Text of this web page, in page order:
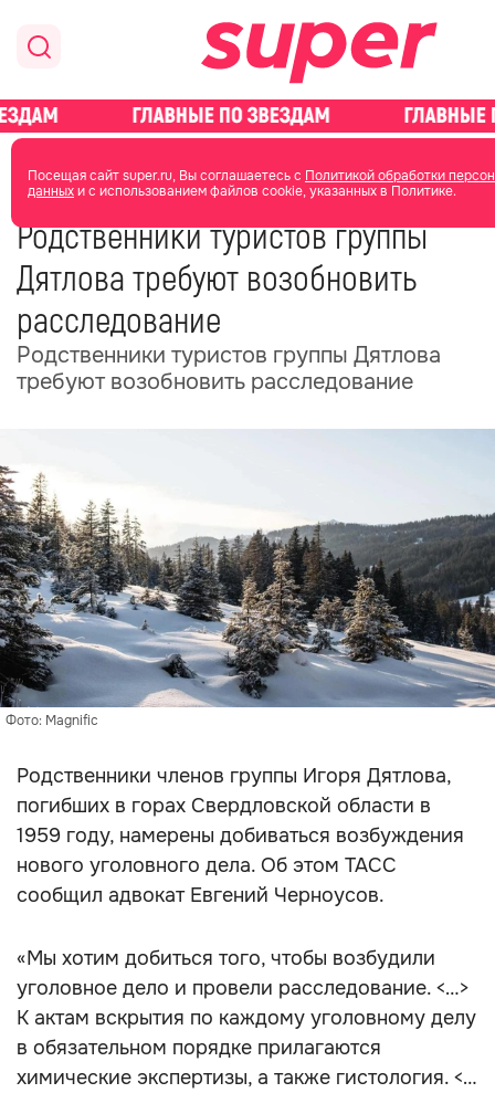
Посещая сайт super.ru, Вы соглашаетесь с Политикой обработки
данныхи с использованием файлов cookie, указанных в Политике.
главная общество
Родственники туристов группы
Дятлова требуют возобновить
расследование
Родственники туристов группы Дятлова
требуют возобновить расследование
Фото: Magnific
Родственники членов группы Игоря Дятлова,
погибших в горах Свердловской области в
1959 году, намерены добиваться возбуждения
нового уголовного дела. Об этом ТАСС
сообщил адвокат Евгений Черноусов.
«Мы хотим добиться того, чтобы возбудили
уголовное дело и провели расследование. <…>
К актам вскрытия по каждому уголовному делу
в обязательном порядке прилагаются
химические экспертизы, а также гистология. <…